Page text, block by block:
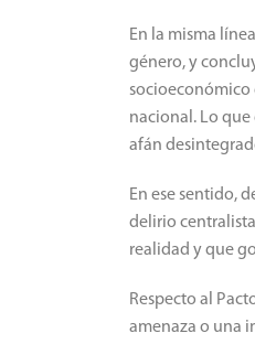
En la misma
género, y
socioeconómico
nacional. Lo que
afán
En ese sentido,
delirio
realidad y que
Respecto al
amenaza o una